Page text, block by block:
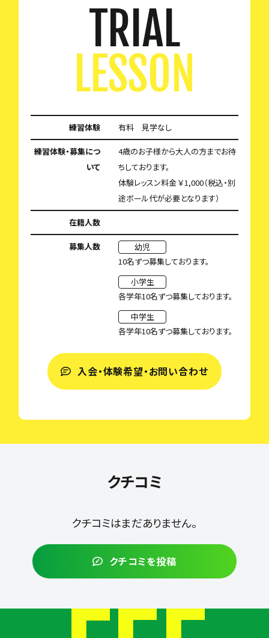
TRIAL
LESSON
練習体験 有料 見学なし
練習体験・募集につ
いて
4歳のお子様から大人の方までお待
ちしております。
体験レッスン料金 ￥1,000（税込・別
途ボール代が必要となります）
在籍人数
募集人数
幼児
10名ずつ募集しております。
小学生
各学年10名ずつ募集しております。
中学生
各学年10名ずつ募集しております。
入会・体験希望・お問い合わせ
クチコミ
クチコミはまだありません。
クチコミを投稿